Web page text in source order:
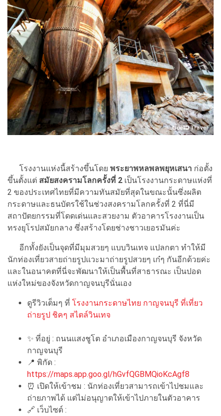
โรงงานแห่งนี้สร้างขึ้นโดย พระยาพหลพลพยุหเสนา ก่อตั้ง
ขึ้นตั้งแต่ สมัยสงครามโลกครั้งที่ 2 เป็นโรงงานกระดาษแห่งที่
2 ของประเทศไทยที่มีความทันสมัยที่สุดในขณะนั้นซึ่งผลิต
กระดาษและธนบัตรใช้ในช่วงสงครามโลกครั้งที่ 2 ที่นี่มี
สถาปัตยกรรมที่โดดเด่นและสวยงาม ตัวอาคารโรงงานเป็น
ทรงยุโรปสมัยกลาง ซึ่งสร้างโดยช่างชาวเยอรมันค่ะ
อีกทั้งยังเป็นจุดที่มีมุมสวยๆ แบบวินเทจ แปลกตา ทำให้มี
นักท่องเที่ยวสายถ่ายรูปแวะมาถ่ายรูปสวยๆ เก๋ๆ กันอีกด้วยค่ะ
และในอนาคตที่นี่จะพัฒนาให้เป็นพื้นที่สาธารณะ เป็นปอด
แห่งใหม่ของจังหวัดกาญจนบุรีนั่นเอง
ดูรีวิวเต็มๆ ที่ โรงงานกระดาษไทย กาญจนบุรี ที่เที่ยว
ถ่ายรูป ชิคๆ สไตล์วินเทจ
✨ ที่อยู่ : ถนนแสงชูโต อำเภอเมืองกาญจนบุรี จังหวัด
กาญจนบุรี
📍 พิกัด :
https://maps.app.goo.gl/hGvfQGBMQioKcAgf8
⏰ เปิดให้เข้าชม : นักท่องเที่ยวสามารถเข้าไปชมและ
ถ่ายภาพได้ แต่ไม่อนุญาตให้เข้าไปภายในตัวอาคาร
🔗 เว็บไซต์ :